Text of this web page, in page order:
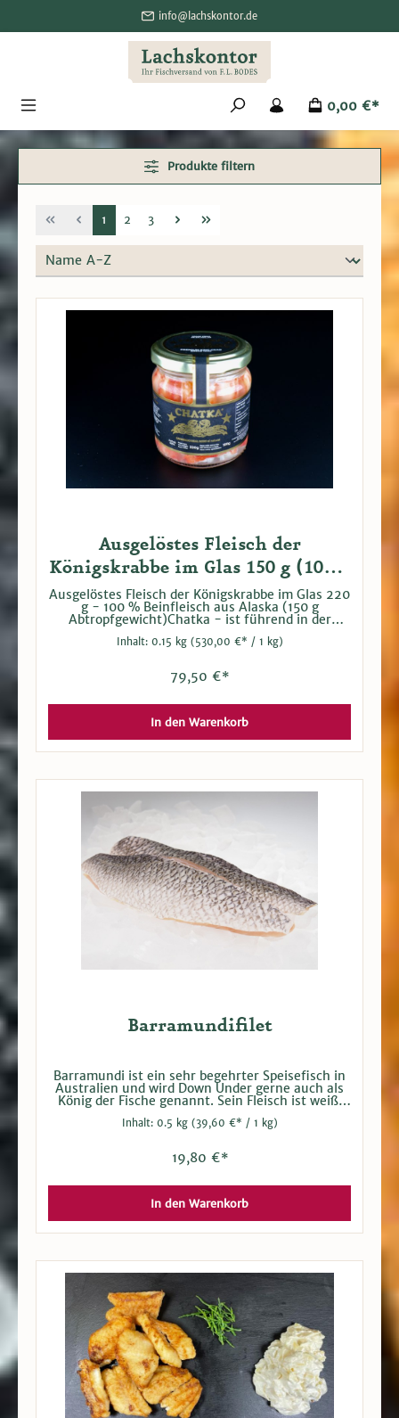
info@lachskontor.de
0,00 €*
Produkte filtern
1 2 3
Ausgelöstes Fleisch der
Königskrabbe im Glas 150 g (100%
Beinfleisch)
Ausgelöstes Fleisch der Königskrabbe im Glas 220
g - 100 % Beinfleisch aus Alaska (150 g
Abtropfgewicht)Chatka - ist führend in der
Herstellung von Konserven aus der echten, roten
Königskrabbe (Paralithodes camchaticus), die in
Barentssee gefangen wird. Die Königskrabbe wird
aufgrund ihres Geschmackes und einzigartigen
der Welt angesehen.
Inhalt: 0.15 kg (530,00 €* / 1 kg)
79,50 €*
In den Warenkorb
Barramundifilet
Barramundi ist ein sehr begehrter Speisefisch in
Australien und wird Down Under gerne auch als
König der Fische genannt. Sein Fleisch ist weiß,
saftig, zart, fettarm aber von fester Konsistenz.
Der reine Geschmack zeichnet dieses Filet aus.
sich somit auch für die Zubereitung im Ofen oder
auf dem Grill. Der Lebensraum des Barramundi ist
Sportfischern wird er gerne in Küstennähe und in
Flussmündungen gefangen. Exemplare dieser
Barschfamilie können bis 1,4 Meter bei 50 Kg
Gewicht groß werden und sind dabei keine
unbedingte Seltenheit. Das Filet ist geschuppt mit
Inhalt: 0.5 kg (39,60 €* / 1 kg)
19,80 €*
In den Warenkorb